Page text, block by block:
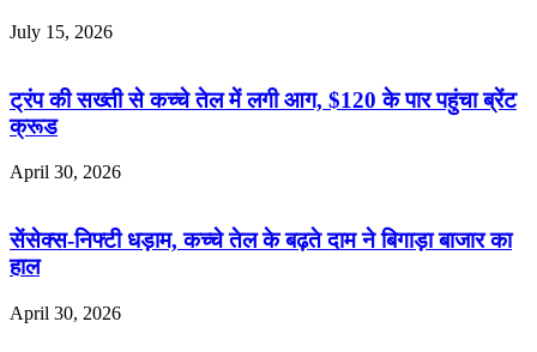
July 15, 2026
ट्रंप की सख्ती से कच्चे तेल में लगी आग, $120 के पार पहुंचा ब्रेंट
क्रूड
April 30, 2026
सेंसेक्स-निफ्टी धड़ाम, कच्चे तेल के बढ़ते दाम ने बिगाड़ा बाजार का
हाल
April 30, 2026